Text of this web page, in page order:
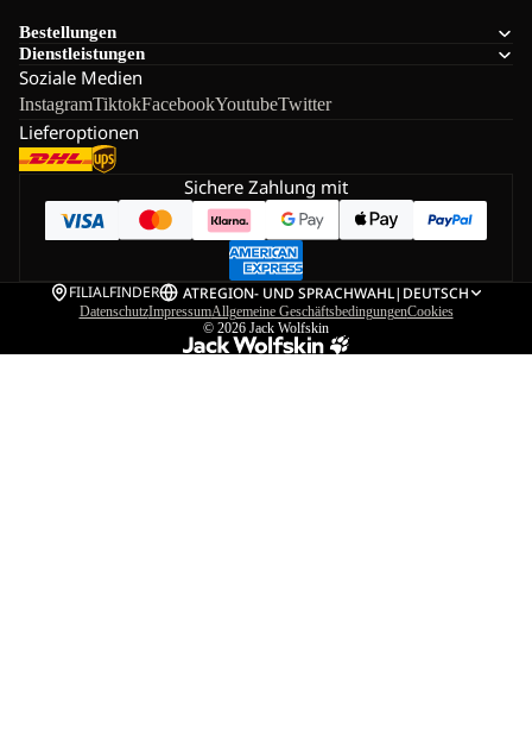
Bestellungen
Dienstleistungen
Soziale Medien
InstagramTiktokFacebookYoutubeTwitter
Lieferoptionen
Sichere Zahlung mit
FILIALFINDER ATREGION- UND SPRACHWAHL| DEUTSCH
DatenschutzImpressumAllgemeine GeschäftsbedingungenCookies
© 2026 Jack Wolfskin